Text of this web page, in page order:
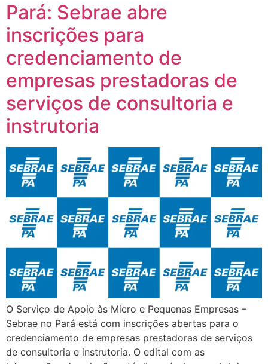
Pará: Sebrae abre
inscrições para
credenciamento de
empresas prestadoras de
serviços de consultoria e
instrutoria
O Serviço de Apoio às Micro e Pequenas Empresas –
Sebrae no Pará está com inscrições abertas para o
credenciamento de empresas prestadoras de serviços
de consultoria e instrutoria. O edital com as